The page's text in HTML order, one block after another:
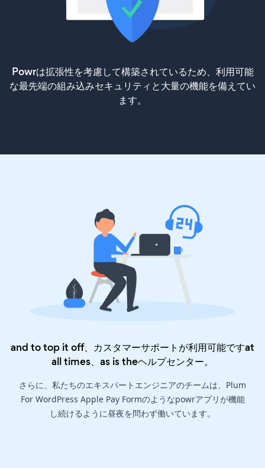
Powrは拡張性を考慮して構築されているため、利用可能
な最先端の組み込みセキュリティと大量の機能を備えてい
ます。
and to top it off、カスタマーサポートが利用可能ですat
all times、as is theヘルプセンター。
さらに、私たちのエキスパートエンジニアのチームは、Plum
For WordPress Apple Pay Formのようなpowrアプリが機能
し続けるように昼夜を問わず働いています。